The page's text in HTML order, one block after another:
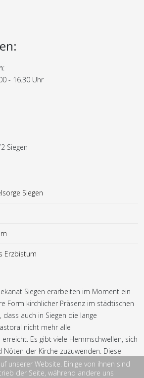
:
- 16.30 Uhr
Siegen
Siegen
Erzbistum
Siegen erarbeiten im Moment ein
Form kirchlicher Präsenz im städtischen
dass auch in Siegen die lange
nicht mehr alle
Es gibt viele Hemmschwellen, sich
Nöten der Kirche zuzuwenden. Diese
die CityPastoral abbauen bzw. gar nicht
unserer Website. Einige von ihnen sind
der Seite, während andere uns